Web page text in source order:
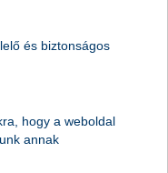
és biztonságos
hogy a weboldal
annak